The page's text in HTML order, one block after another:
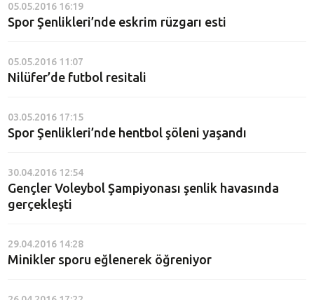
05.05.2016 16:19
Spor Şenlikleri’nde eskrim rüzgarı esti
05.05.2016 11:07
Nilüfer’de futbol resitali
03.05.2016 17:15
Spor Şenlikleri’nde hentbol şöleni yaşandı
30.04.2016 12:54
Gençler Voleybol Şampiyonası şenlik havasında
gerçekleşti
29.04.2016 14:28
Minikler sporu eğlenerek öğreniyor